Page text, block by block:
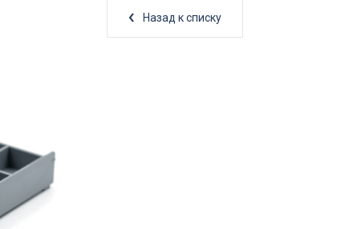
Назад к списку